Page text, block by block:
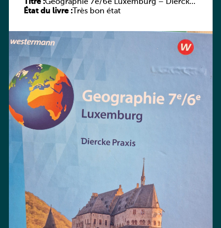
Titre :Geographie 7e/6e Luxemburg – Diercke
Praxis
État du livre :Très bon état